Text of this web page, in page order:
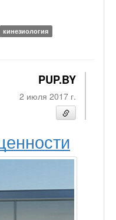
кинезиология
PUP.BY
2 июля 2017 г.